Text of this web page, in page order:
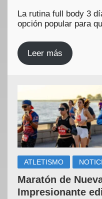
La rutina full body 3
opción popular para
Leer más
ATLETISMO
Maratón de
Impresionante